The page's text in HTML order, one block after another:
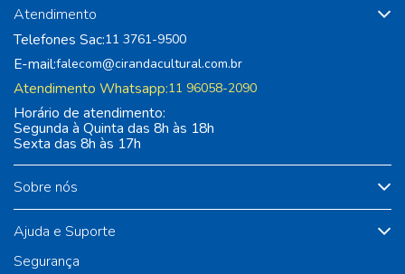
Sobre nós
Ajuda e Suporte
Atendimento
Telefones Sac:11 3761-9500
E-mail:falecom@cirandacultural.com.br
Atendimento Whatsapp:11 96058-2090
Horário de atendimento:
Segunda à Quinta das 8h às 18h
Sexta das 8h às 17h
Segurança